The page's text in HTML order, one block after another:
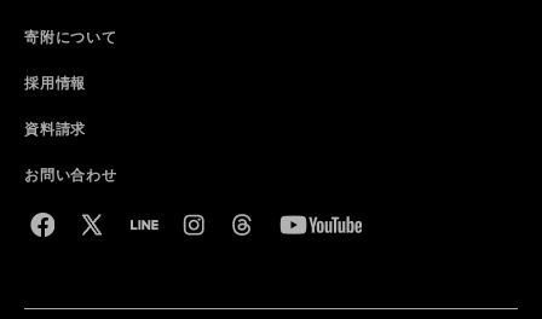
寄附について
採用情報
資料請求
お問い合わせ